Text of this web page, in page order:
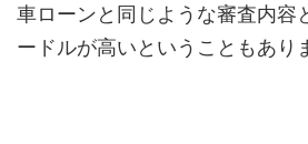
車ローンと同じような審査内容
ードルが高いということもあり